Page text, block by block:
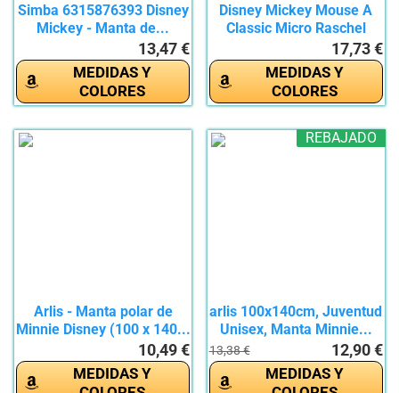
Simba 6315876393 Disney
Mickey - Manta de...
13,47 €
MEDIDAS Y
COLORES
Disney Mickey Mouse A
Classic Micro Raschel
17,73 €
MEDIDAS Y
COLORES
Arlis - Manta polar de
Minnie Disney (100 x 140...
10,49 €
MEDIDAS Y
REBAJADO
arlis 100x140cm, Juventud
Unisex, Manta Minnie...
13,38 € 12,90 €
MEDIDAS Y